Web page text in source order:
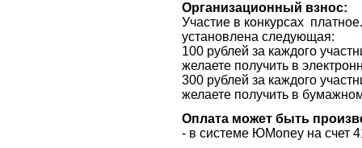
Организационный взнос:
Участие в конкурсах
установлена следующая:
100 рублей за каждого
желаете получить в
300 рублей за каждого
желаете получить в
Оплата может быть
- в системе ЮMoney на счет